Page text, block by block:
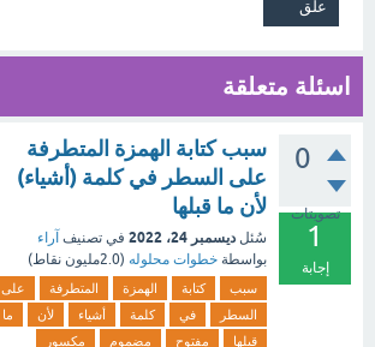
اسئلة متعلقة
0
تصويتات
1
إجابة
سبب كتابة الهمزة المتطرفة
على السطر في كلمة (أشياء)
لأن ما قبلها
سُئل ديسمبر 24، 2022 في تصنيف آراء
بواسطة خطوات محلوله (2.0مليون نقاط)
سبب كتابة الهمزة المتطرفة
على
السطر
في كلمة أشياء لأن
ما
قبلها
مفتوح مضموم
مكسور